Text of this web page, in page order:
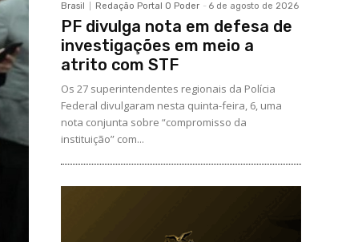
Brasil Redação Portal O Poder - 6 de agosto de 2026
PF divulga nota em defesa de
investigações em meio a
atrito com STF
Os 27 superintendentes regionais da Polícia
Federal divulgaram nesta quinta-feira, 6, uma
nota conjunta sobre “compromisso da
instituição” com...